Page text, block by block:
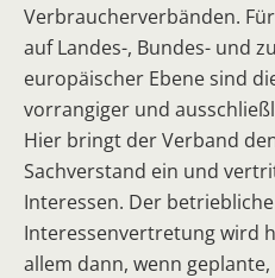
Verbraucherverbänden.
auf Landes-, Bundes- und
europäischer Ebene sind
vorrangiger und
Hier bringt der Verband
Sachverstand ein und
Interessen. Der
Interessenvertretung wird
allem dann, wenn